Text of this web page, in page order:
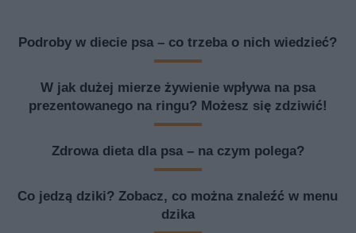
Podroby w diecie psa – co trzeba o nich wiedzieć?
W jak dużej mierze żywienie wpływa na psa
prezentowanego na ringu? Możesz się zdziwić!
Zdrowa dieta dla psa – na czym polega?
Co jedzą dziki? Zobacz, co można znaleźć w menu
dzika